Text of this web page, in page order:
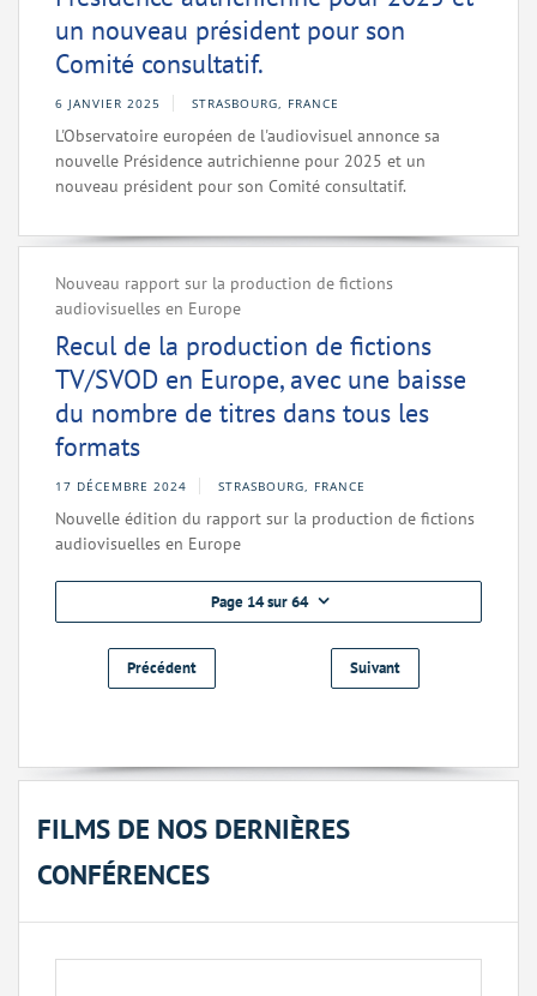
un nouveau président pour son
Comité consultatif.
6 JANVIER 2025 STRASBOURG, FRANCE
L'Observatoire européen de l'audiovisuel annonce sa
nouvelle Présidence autrichienne pour 2025 et un
nouveau président pour son Comité consultatif.
Nouveau rapport sur la production de fictions
audiovisuelles en Europe
Recul de la production de fictions
TV/SVOD en Europe, avec une baisse
du nombre de titres dans tous les
formats
17 DÉCEMBRE 2024 STRASBOURG, FRANCE
Nouvelle édition du rapport sur la production de fictions
audiovisuelles en Europe
Page 14 sur 64
Précédent Suivant
FILMS DE NOS DERNIÈRES
CONFÉRENCES